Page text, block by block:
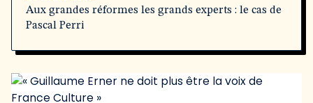
Aux grandes réformes les grands experts : le cas de
Pascal Perri